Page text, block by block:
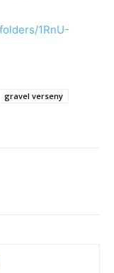
1RnU-
gravel verseny